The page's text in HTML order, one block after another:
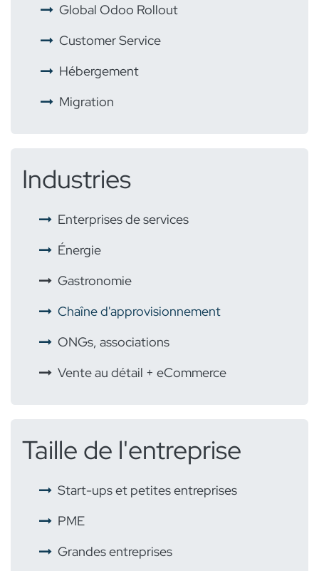
Global Odoo Rollout
Customer Service
Hébergement
Migration
Industries
Enterprises de services
Énergie
Gastronomie
Chaîne d'approvisionnement
ONGs, associations
Vente au détail + eCommerce
Taille de l'entreprise
Start-ups et petites entreprises
PME
Grandes entreprises